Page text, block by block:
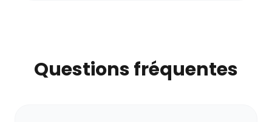
Questions fréquentes